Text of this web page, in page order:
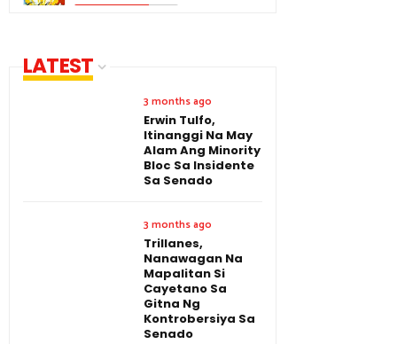
LATEST
3 months ago
Erwin Tulfo,
Itinanggi Na May
Alam Ang Minority
Bloc Sa Insidente
Sa Senado
3 months ago
Trillanes,
Nanawagan Na
Mapalitan Si
Cayetano Sa
Gitna Ng
Kontrobersiya Sa
Senado